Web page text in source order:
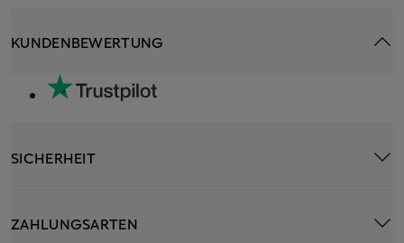
KUNDENBEWERTUNG
SICHERHEIT
ZAHLUNGSARTEN